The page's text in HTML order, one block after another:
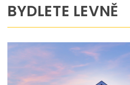
BYDLETE LEVNĚ